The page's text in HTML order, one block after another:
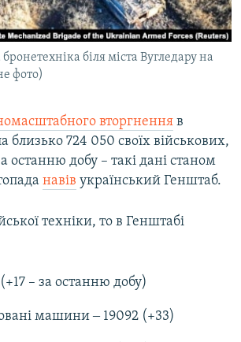
біля міста Вугледару на
фото)
вторгнення в
близько 724 050 своїх військових,
останню добу – такі дані станом
навів український Генштаб.
техніки, то в Генштабі
– за останню добу)
машини ‒ 19092 (+33)